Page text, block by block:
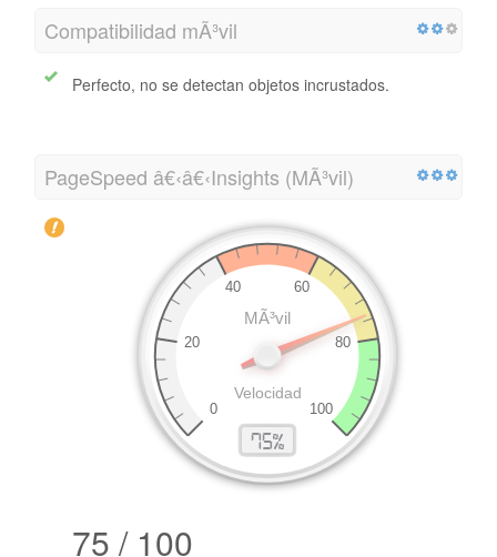
Compatibilidad mÃ³vil
Perfecto, no se detectan objetos incrustados.
PageSpeed â€‹â€‹Insights (MÃ³vil)
75 / 100